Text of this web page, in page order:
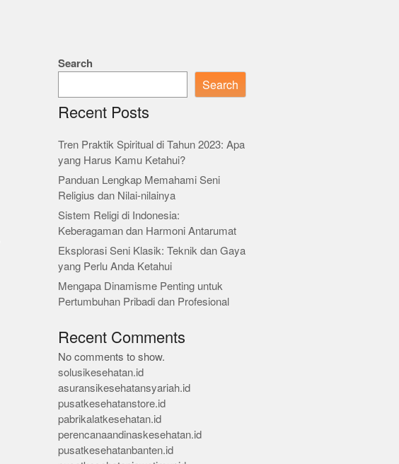
Search
Search
Recent Posts
Tren Praktik Spiritual di Tahun 2023: Apa
yang Harus Kamu Ketahui?
Panduan Lengkap Memahami Seni
Religius dan Nilai-nilainya
Sistem Religi di Indonesia:
Keberagaman dan Harmoni Antarumat
Eksplorasi Seni Klasik: Teknik dan Gaya
yang Perlu Anda Ketahui
Mengapa Dinamisme Penting untuk
Pertumbuhan Pribadi dan Profesional
Recent Comments
No comments to show.
solusikesehatan.id
asuransikesehatansyariah.id
pusatkesehatanstore.id
pabrikalatkesehatan.id
perencanaandinaskesehatan.id
pusatkesehatanbanten.id